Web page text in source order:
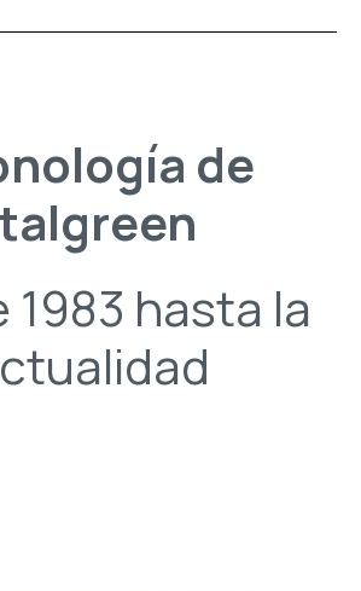
de
1983 hasta la